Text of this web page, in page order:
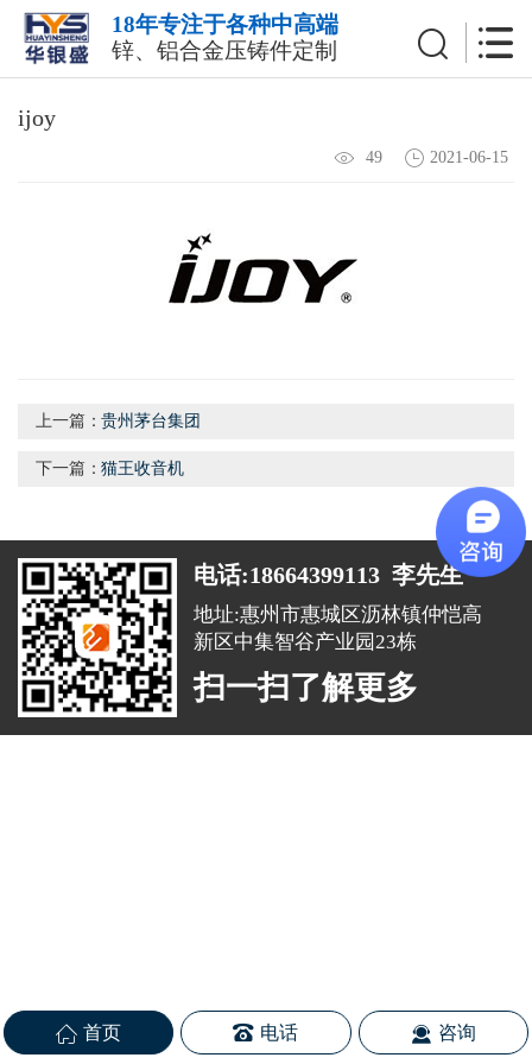
18年专注于各种中高端
锌、铝合金压铸件定制
ijoy
49 2021-06-15
上一篇：贵州茅台集团
下一篇：猫王收音机
电话:18664399113 李先生
地址:惠州市惠城区沥林镇仲恺高
新区中集智谷产业园23栋
扫一扫了解更多
首页 电话 咨询